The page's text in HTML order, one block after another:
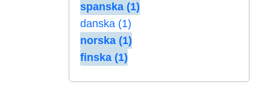
spanska (1)
danska (1)
norska (1)
finska (1)